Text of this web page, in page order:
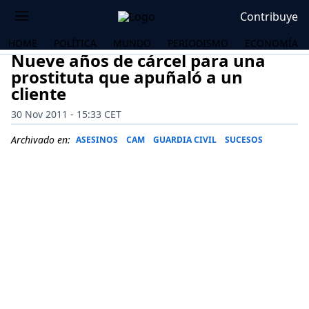
Contribuye
HOME POLÍTICA MUNDO PERIODISMO ECONOMÍA
Nueve años de cárcel para una
prostituta que apuñaló a un
cliente
30 Nov 2011 - 15:33 CET
Archivado en: ASESINOS CAM GUARDIA CIVIL SUCESOS